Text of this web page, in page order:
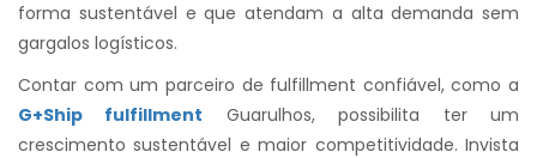
forma sustentável e que atendam a alta demanda sem
gargalos logísticos.
Contar com um parceiro de fulfillment confiável, como a
G+Ship fulfillment Guarulhos, possibilita ter um
crescimento sustentável e maior competitividade. Invista